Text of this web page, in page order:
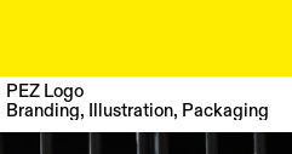
PEZ Logo
Branding, Illustration, Packaging